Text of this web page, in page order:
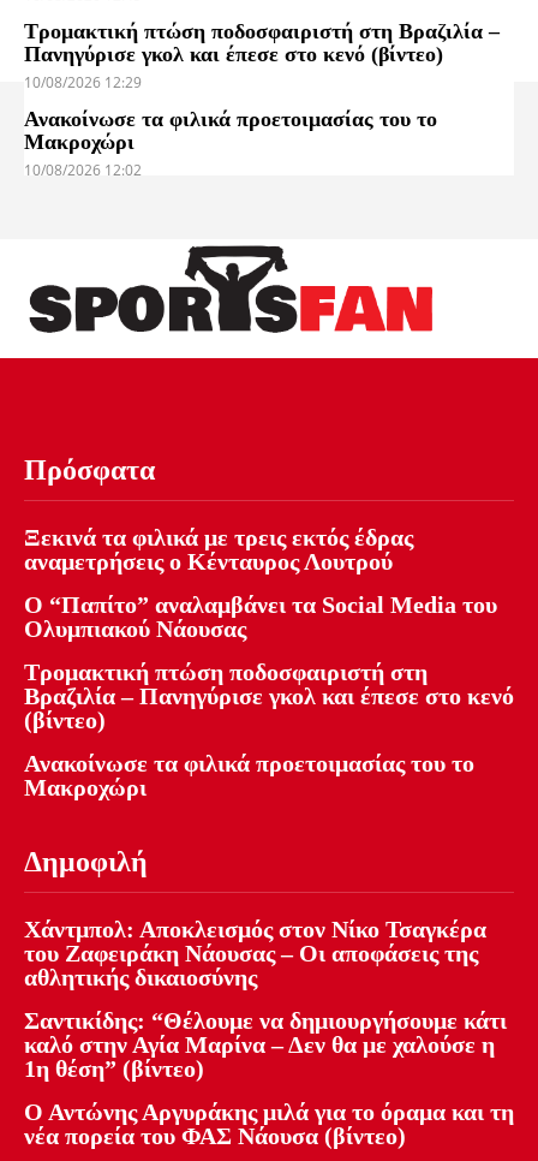
Τρομακτική πτώση ποδοσφαιριστή στη Βραζιλία –
Πανηγύρισε γκολ και έπεσε στο κενό (βίντεο)
10/08/2026 12:29
Ανακοίνωσε τα φιλικά προετοιμασίας του το
Μακροχώρι
10/08/2026 12:02
Πρόσφατα
Ξεκινά τα φιλικά με τρεις εκτός έδρας
αναμετρήσεις ο Κένταυρος Λουτρού
Ο “Παπίτο” αναλαμβάνει τα Social Media του
Ολυμπιακού Νάουσας
Τρομακτική πτώση ποδοσφαιριστή στη
Βραζιλία – Πανηγύρισε γκολ και έπεσε στο κενό
(βίντεο)
Ανακοίνωσε τα φιλικά προετοιμασίας του το
Μακροχώρι
Δημοφιλή
Χάντμπολ: Αποκλεισμός στον Νίκο Τσαγκέρα
του Ζαφειράκη Νάουσας – Οι αποφάσεις της
αθλητικής δικαιοσύνης
Σαντικίδης: “Θέλουμε να δημιουργήσουμε κάτι
καλό στην Αγία Μαρίνα – Δεν θα με χαλούσε η
1η θέση” (βίντεο)
Ο Αντώνης Αργυράκης μιλά για το όραμα και τη
νέα πορεία του ΦΑΣ Νάουσα (βίντεο)